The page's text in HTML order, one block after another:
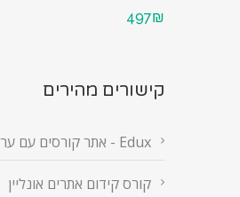
497₪
קישורים מהירים
Edux - אתר קורסים עם ערך
קורס קידום אתרים אונליין